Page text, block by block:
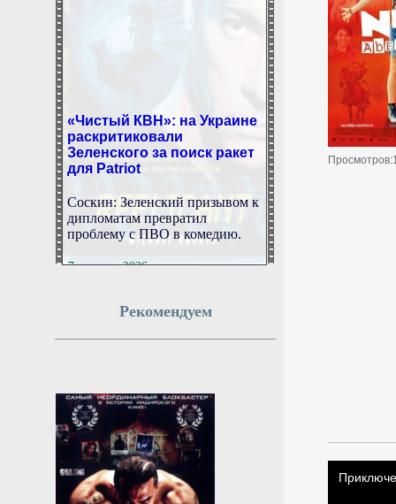
«Чистый КВН»: на Украине
раскритиковали
Зеленского за поиск ракет
для Patriot
дипломатам превратил
проблему с ПВО в комедию.
02:48:11
В «Авито авто» назвали
наиболее подешевевшие
В список вошли Omoda C7,
Jetour Dashing и Jaecoo J7,
говорится в исследовании.
7 августа 2026г.
02:48:10
Рекомендуем